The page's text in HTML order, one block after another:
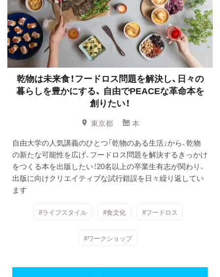
乾物は未来食！フードロス問題を解決し、日々の
暮らしを豊かにする、 自由でPEACEな革命本を
創りたい！
東京都
本
自由大学の人気講義のひとつ「乾物のある生活」から、乾物
の新たな可能性を広げ、フードロス問題を解決するきっかけ
をつくる本を出版したい！20名以上の卒業生有志が関わり、
出版に向けクリエイティブな試行錯誤を日々繰り返してい
ます
#ライフスタイル #食文化 #フードロス
#ワークショップ